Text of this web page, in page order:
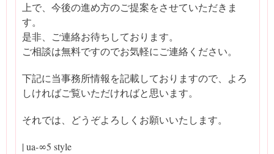
上で、今後の進め方のご提案をさせていただきま
す。
是非、ご連絡お待ちしております。
ご相談は無料ですのでお気軽にご連絡ください。
下記に当事務所情報を記載しておりますので、よろ
しければご覧いただければと思います。
それでは、どうぞよろしくお願いいたします。
| ua-∞5 style